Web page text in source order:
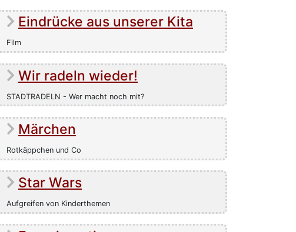
Eindrücke aus unserer Kita
Film
Wir radeln wieder!
STADTRADELN - Wer macht noch mit?
Märchen
Rotkäppchen und Co
Star Wars
Aufgreifen von Kinderthemen